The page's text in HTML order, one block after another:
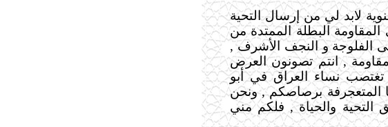
لابد لي من إرسال التحية
المقاومة البطلة الممتدة من
الفلوجة و النجف الأشرف ,
, انتم تصونون العرض
تغتصب نساء
العراق في أبو
المتعجرفة برصاصكم , ونحن
التحية والحياة , فلكم مني